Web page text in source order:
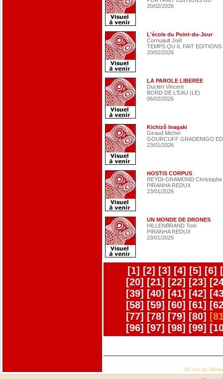
20/02/2026
L'école du Point-du-Jour
Cornuault Joël
TEMPS QU IL FAIT EDITIONS
20/02/2026
LA PAROLE LIBEREE
Duclert Vincent
BORD DE L'EAU (LE)
06/02/2026
Kichizô Inagaki
Giraud Michel
GOURCUFF GRADENIGO
23/01/2026
HOSTIS CORPUS
REYDI-GRAMOND Christophe
PIRANHA REDUX
23/01/2026
UN MONDE DE DRONES
HILLENBRAND Tom
PIRANHA REDUX
23/01/2026
[1] [2] [3] [4] [5] [6]
[20] [21] [22] [23]
[39] [40] [41] [42]
[58] [59] [60] [61]
[77] [78] [79] [80]
[96] [97] [98] [99]
25, rue du